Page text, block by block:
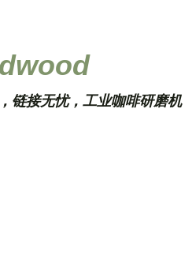
链接无忧，工业咖啡研磨机